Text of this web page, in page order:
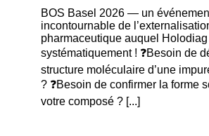
BOS Basel 2026 — un
incontournable de
pharmaceutique auquel
systématiquement ! ❓Besoin de
structure moléculaire d’une
? ❓Besoin de confirmer la forme
votre composé ? [...]